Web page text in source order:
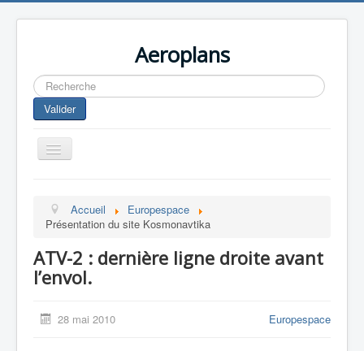
Aeroplans
Rechercher
Valider
Toggle
Navigation
Aviation Commerciale
Aviation Militaire
Drones
Accueil
Europespace
Présentation du site Kosmonavtika
ATV-2 : dernière ligne droite avant
l’envol.
28 mai 2010 Europespace